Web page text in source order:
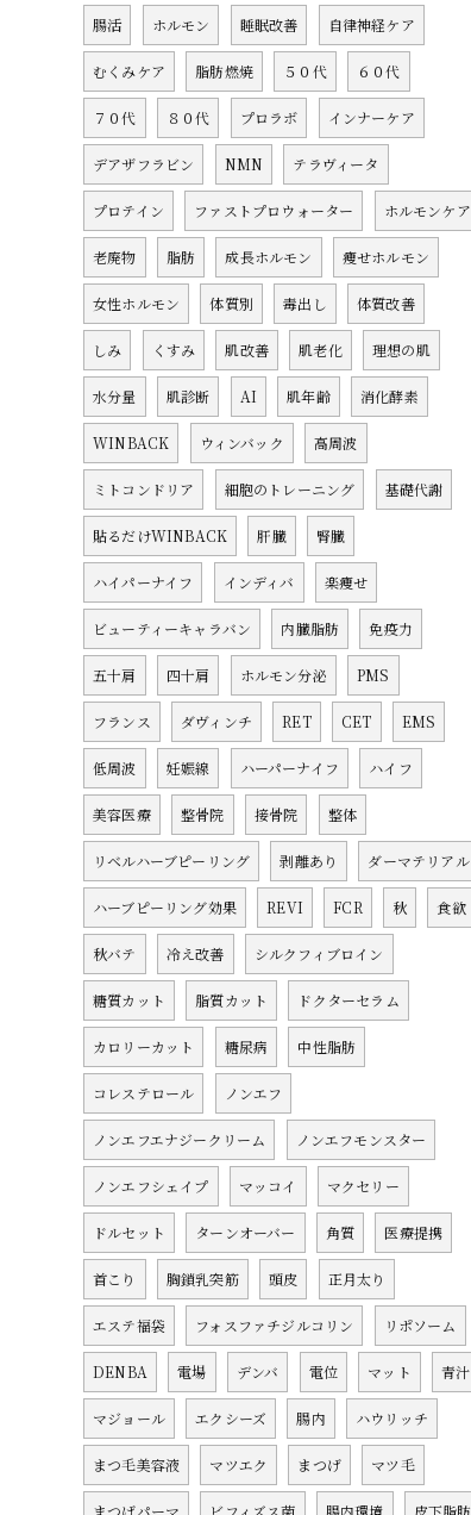
腸活 ホルモン 睡眠改善 自律神経ケア
むくみケア 脂肪燃焼 ５０代 ６０代
７０代 ８０代 プロラボ インナーケア
デアザフラビン NMN テラヴィータ
プロテイン ファストプロウォーター ホルモンケア
老廃物 脂肪 成長ホルモン 痩せホルモン
女性ホルモン 体質別 毒出し 体質改善
しみ くすみ 肌改善 肌老化 理想の肌
水分量 肌診断 AI 肌年齢 消化酵素
WINBACK ウィンバック 高周波
ミトコンドリア 細胞のトレーニング 基礎代謝
貼るだけWINBACK 肝臓 腎臓
ハイパーナイフ インディバ 楽痩せ
ビューティーキャラバン 内臓脂肪 免疫力
五十肩 四十肩 ホルモン分泌 PMS
フランス ダヴィンチ RET CET EMS
低周波 妊娠線 ハーパーナイフ ハイフ
美容医療 整骨院 接骨院 整体
リベルハーブピーリング 剥離あり ダーマテリアル
ハーブピーリング効果 REVI FCR 秋 食欲
秋バテ 冷え改善 シルクフィブロイン
糖質カット 脂質カット ドクターセラム
カロリーカット 糖尿病 中性脂肪
コレステロール ノンエフ
ノンエフエナジークリーム ノンエフモンスター
ノンエフシェイプ マッコイ マクセリー
ドルセット ターンオーバー 角質 医療提携
首こり 胸鎖乳突筋 頭皮 正月太り
エステ福袋 フォスファチジルコリン リポソーム
DENBA 電場 デンバ 電位 マット 青汁
マジョール エクシーズ 腸内 ハウリッチ
まつ毛美容液 マツエク まつげ マツ毛